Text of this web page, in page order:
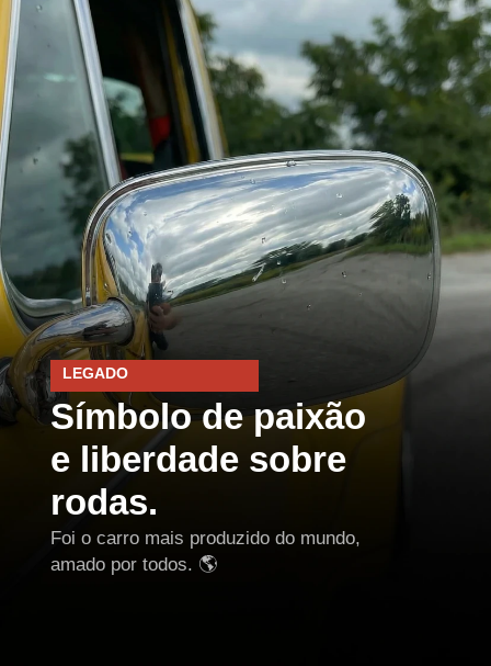
LEGADO
Símbolo de paixão
e liberdade sobre
rodas.
Foi o carro mais produzido do mundo,
amado por todos. 🌎